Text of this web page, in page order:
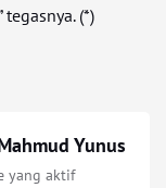
(*)
Yunus
yang aktif